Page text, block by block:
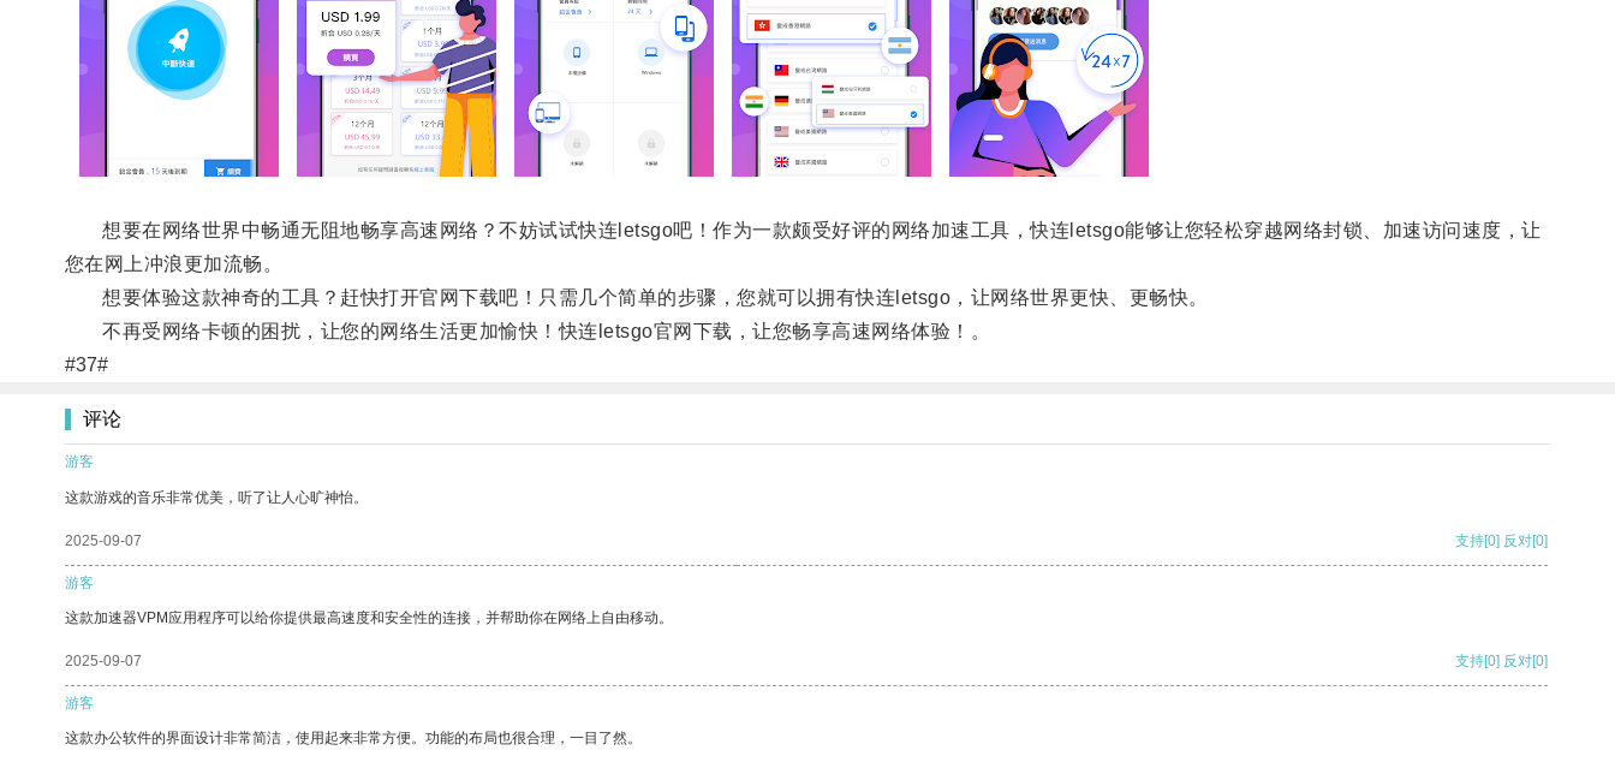
想要在网络世界中畅通无阻地畅享高速网络？不妨试试快连letsgo吧！作为一款颇受好评的网络加速工具，快连letsgo能够让您轻松穿越网络封锁、加速访问速度，让
您在网上冲浪更加流畅。
想要体验这款神奇的工具？赶快打开官网下载吧！只需几个简单的步骤，您就可以拥有快连letsgo，让网络世界更快、更畅快。
不再受网络卡顿的困扰，让您的网络生活更加愉快！快连letsgo官网下载，让您畅享高速网络体验！。
#37#
评论
游客
这款游戏的音乐非常优美，听了让人心旷神怡。
2025-09-07 支持[0] 反对[0]
游客
这款加速器VPM应用程序可以给你提供最高速度和安全性的连接，并帮助你在网络上自由移动。
2025-09-07 支持[0] 反对[0]
游客
这款办公软件的界面设计非常简洁，使用起来非常方便。功能的布局也很合理，一目了然。